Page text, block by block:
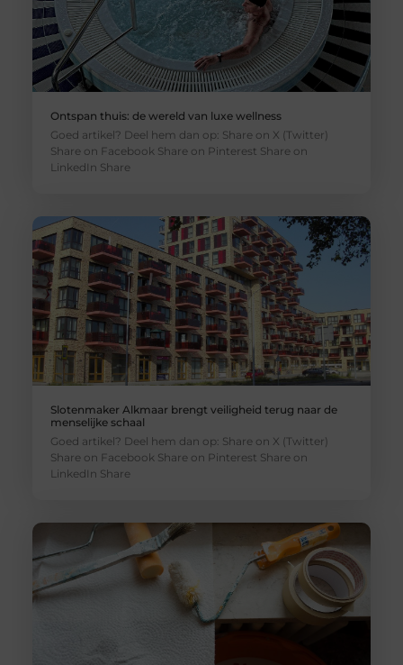
Ontspan thuis: de wereld van luxe wellness
Goed artikel? Deel hem dan op: Share on X (Twitter)
Share on Facebook Share on Pinterest Share on
LinkedIn Share
Slotenmaker Alkmaar brengt veiligheid terug naar de
menselijke schaal
Goed artikel? Deel hem dan op: Share on X (Twitter)
Share on Facebook Share on Pinterest Share on
LinkedIn Share